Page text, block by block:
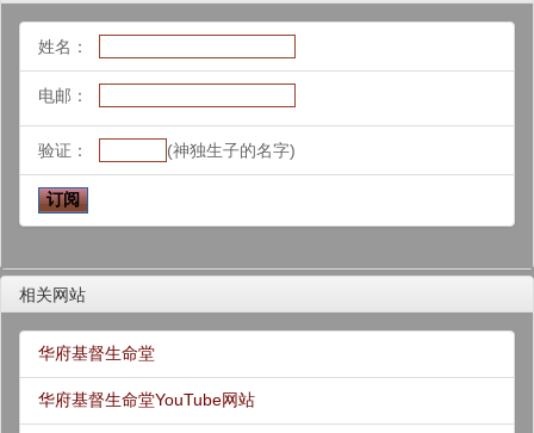
姓名：
电邮：
验证： (神独生子的名字)
相关网站
华府基督生命堂
华府基督生命堂YouTube网站